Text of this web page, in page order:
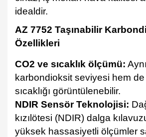
idealdir.
AZ 7752 Taşınabilir
Özellikleri
CO2 ve sıcaklık ölçümü:
karbondioksit seviyesi hem
sıcaklığı görüntülenebilir.
NDIR Sensör Teknolojisi:
kızılötesi (NDIR) dalga
yüksek hassasiyetli ölçümler